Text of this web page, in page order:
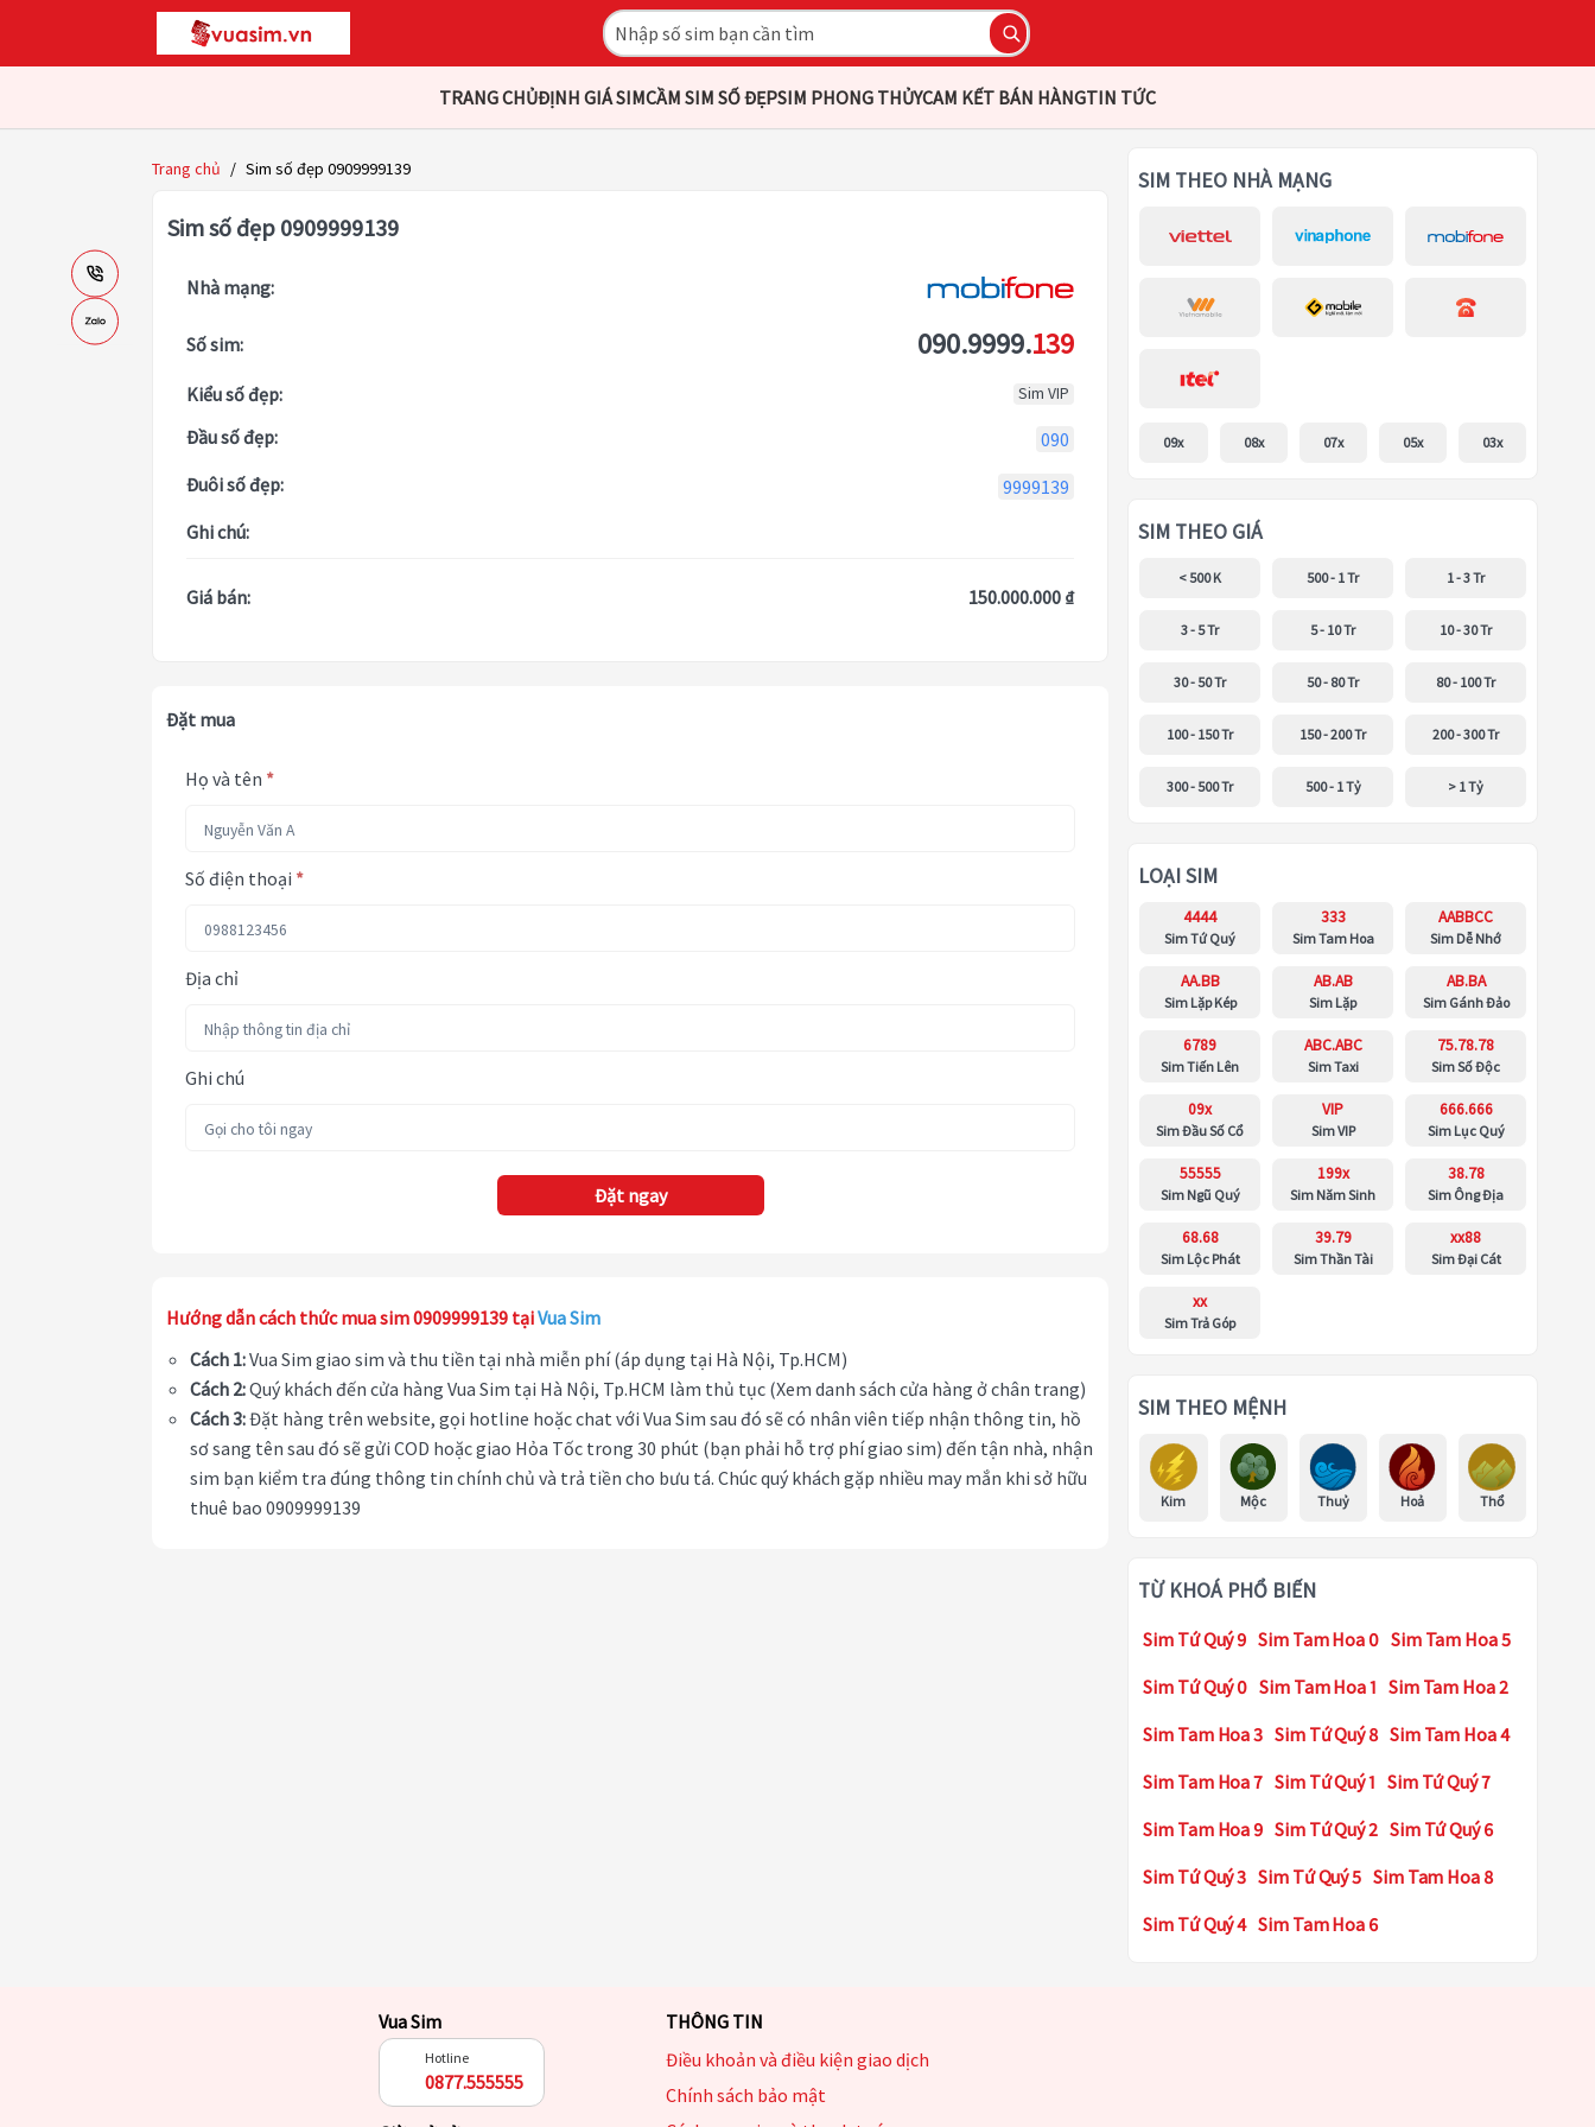
TRANG CHỦĐỊNH GIÁ SIMCẦM SIM SỐ ĐẸPSIM PHONG THỦYCAM KẾT BÁN HÀNGTIN TỨC
Trang chủ / Sim số đẹp 0909999139
Sim số đẹp 0909999139
Nhà mạng:
Số sim: 090.9999.139
Kiểu số đẹp: Sim VIP
Đầu số đẹp:
090
Đuôi số đẹp:
9999139
Ghi chú:
Giá bán: 150.000.000 ₫
Đặt mua
Họ và tên *
Số điện thoại *
Địa chỉ
Ghi chú
Đặt ngay
Hướng dẫn cách thức mua sim 0909999139 tạiVua Sim
Cách 1:Vua Sim giao sim và thu tiền tại nhà miễn phí (áp dụng tại Hà Nội, Tp.HCM)
Cách 2:Quý khách đến cửa hàng Vua Sim tại Hà Nội, Tp.HCM làm thủ tục (Xem danh sách cửa hàng ở chân trang)
Cách 3:Đặt hàng trên website, gọi hotline hoặc chat với Vua Sim sau đó sẽ có nhân viên tiếp nhận thông tin, hồ
sơ sang tên sau đó sẽ gửi COD hoặc giao Hỏa Tốc trong 30 phút (bạn phải hỗ trợ phí giao sim) đến tận nhà, nhận
sim bạn kiểm tra đúng thông tin chính chủ và trả tiền cho bưu tá. Chúc quý khách gặp nhiều may mắn khi sở hữu
thuê bao 0909999139
SIM THEO NHÀ MẠNG
09x 08x 07x 05x 03x
SIM THEO GIÁ
< 500 K 500 - 1 Tr 1 - 3 Tr
3 - 5 Tr 5 - 10 Tr 10 - 30 Tr
30 - 50 Tr 50 - 80 Tr 80 - 100 Tr
100 - 150 Tr 150 - 200 Tr 200 - 300 Tr
300 - 500 Tr 500 - 1 Tỷ > 1 Tỷ
LOẠI SIM
4444
Sim Tứ Quý
333
Sim Tam Hoa
AABBCC
Sim Dễ Nhớ
AA.BB
Sim Lặp Kép
AB.AB
Sim Lặp
AB.BA
Sim Gánh Đảo
6789
Sim Tiến Lên
ABC.ABC
Sim Taxi
75.78.78
Sim Số Độc
09x
Sim Đầu Số Cổ
VIP
Sim VIP
666.666
Sim Lục Quý
55555
Sim Ngũ Quý
199x
Sim Năm Sinh
38.78
Sim Ông Địa
68.68
Sim Lộc Phát
39.79
Sim Thần Tài
xx88
Sim Đại Cát
xx
Sim Trả Góp
SIM THEO MỆNH
Kim Mộc Thuỷ Hoả Thổ
TỪ KHOÁ PHỔ BIẾN
Sim Tứ Quý 9 Sim Tam Hoa 0 Sim Tam Hoa 5
Sim Tứ Quý 0 Sim Tam Hoa 1 Sim Tam Hoa 2
Sim Tam Hoa 3 Sim Tứ Quý 8 Sim Tam Hoa 4
Sim Tam Hoa 7 Sim Tứ Quý 1 Sim Tứ Quý 7
Sim Tam Hoa 9 Sim Tứ Quý 2 Sim Tứ Quý 6
Sim Tứ Quý 3 Sim Tứ Quý 5 Sim Tam Hoa 8
Sim Tứ Quý 4 Sim Tam Hoa 6
Vua Sim
Hotline
0877.555555
THÔNG TIN
Điều khoản và điều kiện giao dịch
Chính sách bảo mật